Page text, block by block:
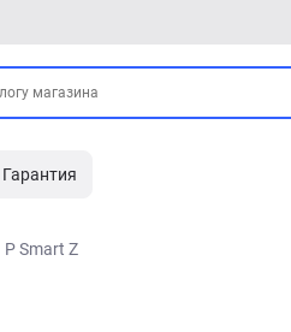
Гарантия
P Smart Z